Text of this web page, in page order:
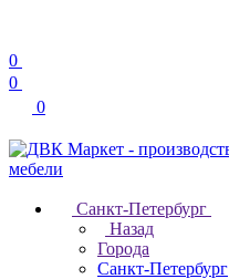
0
0
0
Санкт-Петербург
Назад
Города
Санкт-Петербург